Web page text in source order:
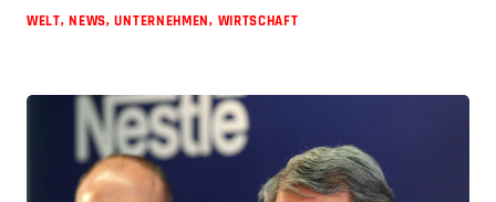
WELT,NEWS,UNTERNEHMEN, WIRTSCHAFT